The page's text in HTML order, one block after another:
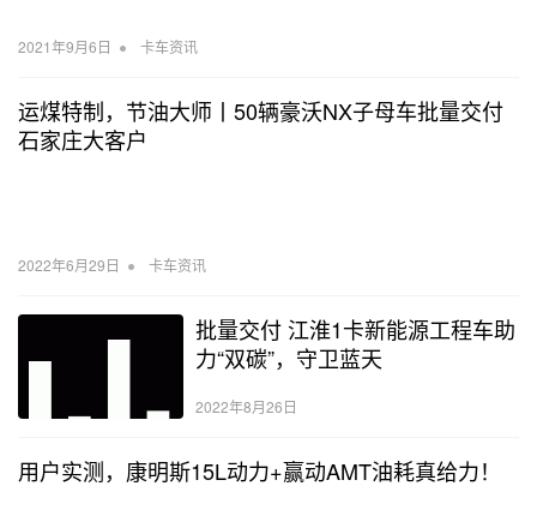
2021年9月6日 • 卡车资讯
运煤特制，节油大师丨50辆豪沃NX子母车批量交付
石家庄大客户
2022年6月29日 • 卡车资讯
批量交付 江淮1卡新能源工程车助
力“双碳”，守卫蓝天
2022年8月26日
用户实测，康明斯15L动力+赢动AMT油耗真给力！